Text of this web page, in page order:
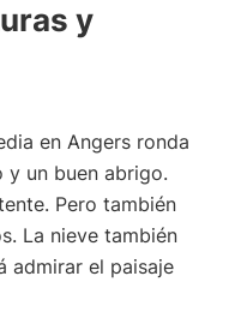
y
en Angers ronda
y un buen abrigo.
Pero también
La nieve también
admirar el paisaje